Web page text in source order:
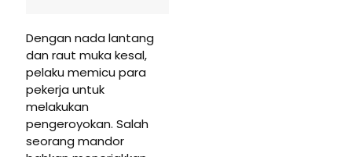
Dengan nada lantang
dan raut muka kesal,
pelaku memicu para
pekerja untuk
melakukan
pengeroyokan. Salah
seorang mandor